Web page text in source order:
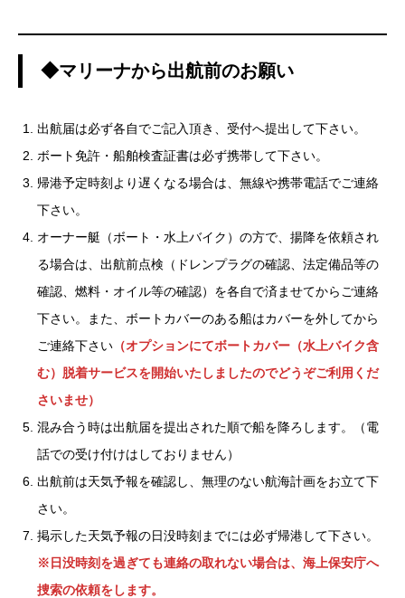
◆マリーナから出航前のお願い
出航届は必ず各自でご記入頂き、受付へ提出して下さい。
ボート免許・船舶検査証書は必ず携帯して下さい。
帰港予定時刻より遅くなる場合は、無線や携帯電話でご連絡
下さい。
オーナー艇（ボート・水上バイク）の方で、揚降を依頼され
る場合は、出航前点検（ドレンプラグの確認、法定備品等の
確認、燃料・オイル等の確認）を各自で済ませてからご連絡
下さい。また、ボートカバーのある船はカバーを外してから
ご連絡下さい （オプションにてボートカバー（水上バイク含
む）脱着サービスを開始いたしましたのでどうぞご利用くだ
さいませ）
混み合う時は出航届を提出された順で船を降ろします。（電
話での受け付けはしておりません）
出航前は天気予報を確認し、無理のない航海計画をお立て下
さい。
掲示した天気予報の日没時刻までには必ず帰港して下さい。
※日没時刻を過ぎても連絡の取れない場合は、海上保安庁へ
捜索の依頼をします。